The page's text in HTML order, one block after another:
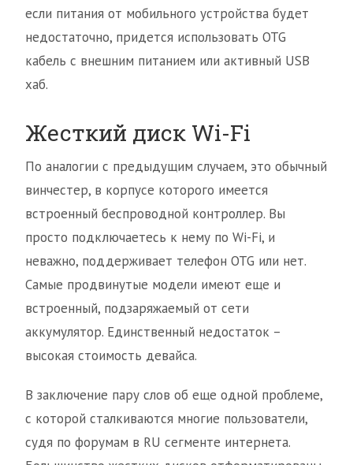
если питания от мобильного устройства будет
недостаточно, придется использовать OTG
кабель с внешним питанием или активный USB
хаб.
Жесткий диск Wi-Fi
По аналогии с предыдущим случаем, это обычный
винчестер, в корпусе которого имеется
встроенный беспроводной контроллер. Вы
просто подключаетесь к нему по Wi-Fi, и
неважно, поддерживает телефон OTG или нет.
Самые продвинутые модели имеют еще и
встроенный, подзаряжаемый от сети
аккумулятор. Единственный недостаток –
высокая стоимость девайса.
В заключение пару слов об еще одной проблеме,
с которой сталкиваются многие пользователи,
судя по форумам в RU сегменте интернета.